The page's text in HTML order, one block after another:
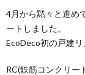
4月から黙々と進め
ートしました。
EcoDeco初の戸建リ
RC(鉄筋コンクリー